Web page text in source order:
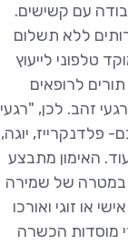
עם קשישים.
ללא תשלום
טלפוני לייעוץ
לרופאים
זהב. לכן, "רגעי
פלדנקרייז, יוגה,
האימון מתבצע
במטרה של שמירה
או זוגי ואורכו
מוסדות הכשרה